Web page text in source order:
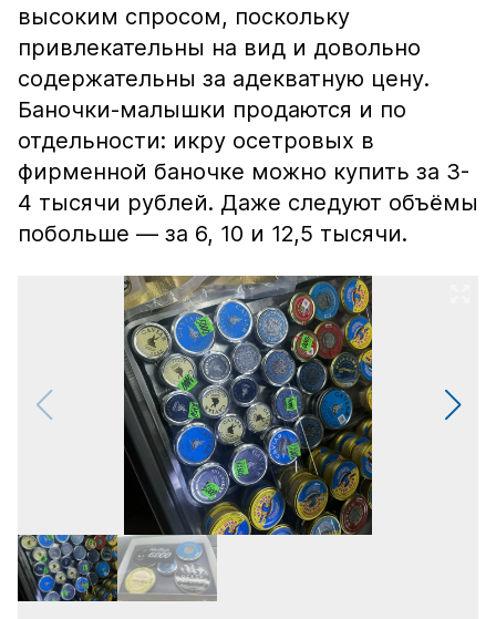
высоким спросом, поскольку
привлекательны на вид и довольно
содержательны за адекватную цену.
Баночки-малышки продаются и по
отдельности: икру осетровых в
фирменной баночке можно купить за 3-
4 тысячи рублей. Даже следуют объёмы
побольше — за 6, 10 и 12,5 тысячи.